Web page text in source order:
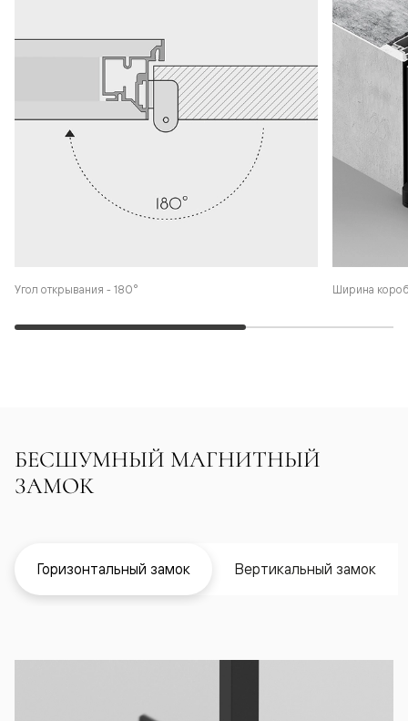
Угол открывания - 180° Ширина
БЕСШУМНЫЙ МАГНИТНЫЙ
ЗАМОК
Горизонтальный замок Вертикальный замок